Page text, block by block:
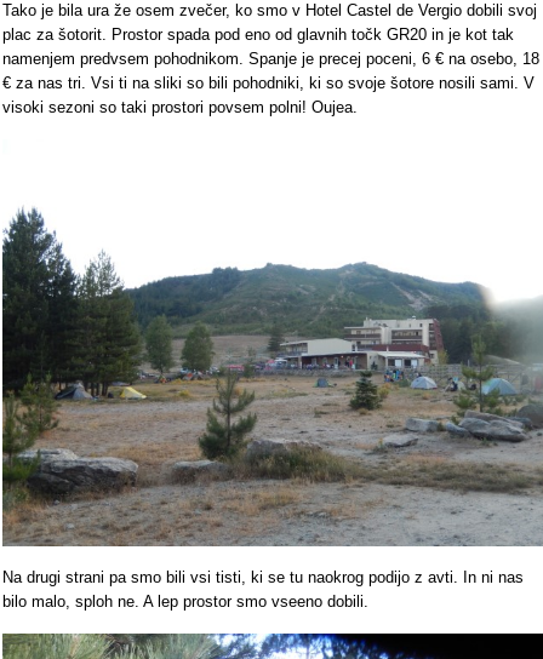
Tako je bila ura že osem zvečer, ko smo v Hotel Castel de Vergio dobili svoj
plac za šotorit. Prostor spada pod eno od glavnih točk GR20 in je kot tak
namenjem predvsem pohodnikom. Spanje je precej poceni, 6 € na osebo, 18
€ za nas tri. Vsi ti na sliki so bili pohodniki, ki so svoje šotore nosili sami. V
visoki sezoni so taki prostori povsem polni! Oujea.
Na drugi strani pa smo bili vsi tisti, ki se tu naokrog podijo z avti. In ni nas
bilo malo, sploh ne. A lep prostor smo vseeno dobili.